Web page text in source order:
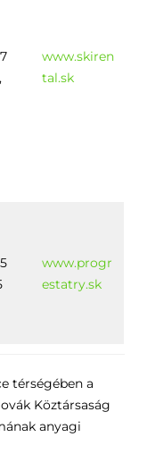
www.skiren
tal.sk
www.progr
estatry.sk
térségében a
Köztársaság
anyagi